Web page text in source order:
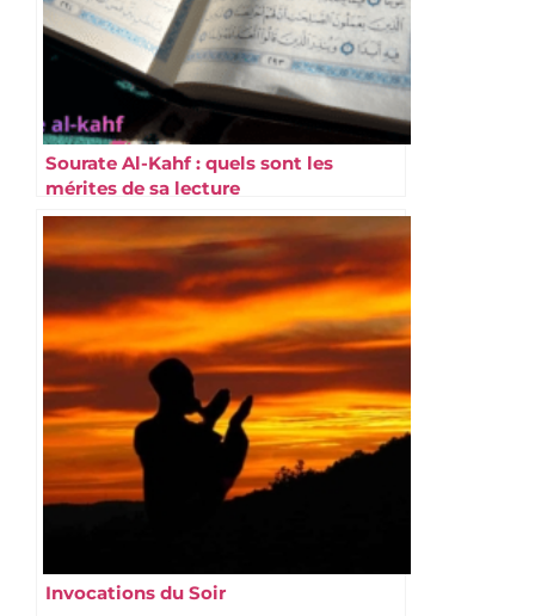
Sourate Al-Kahf : quels sont les
mérites de sa lecture
Invocations du Soir